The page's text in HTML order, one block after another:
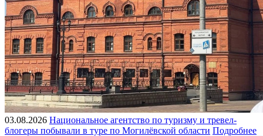
03.08.2026 Национальное агентство по туризму и тревел-
блогеры побывали в туре по Могилёвской области Подробнее